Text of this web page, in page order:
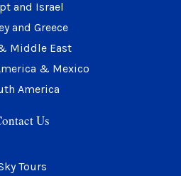
and Israel
and Greece
Middle East
& Mexico
America
Us
Tours